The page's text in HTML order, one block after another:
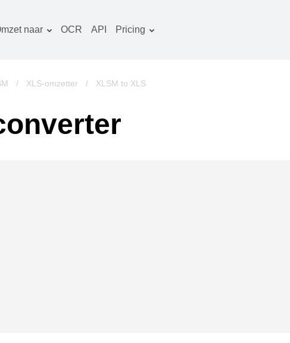
naar
Beeld converter
Boeken converter
OCR API Pricing
/ XLS-omzetter / XLSM to XLS